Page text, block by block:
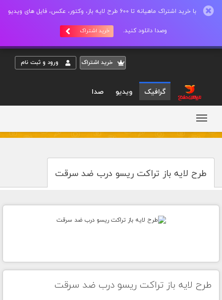
با خرید اشتراک ماهیانه تا 600 طرح لایه باز، وکتور، عکس، فایل های ویدیو
وصدا دانلود کنید. خرید اشتراک
خريد اشتراک ورود و ثبت نام
گرافیک ویدیو صدا
طرح لایه باز تراکت ریسو درب ضد سرقت
طرح لایه باز تراکت ریسو درب ضد سرقت